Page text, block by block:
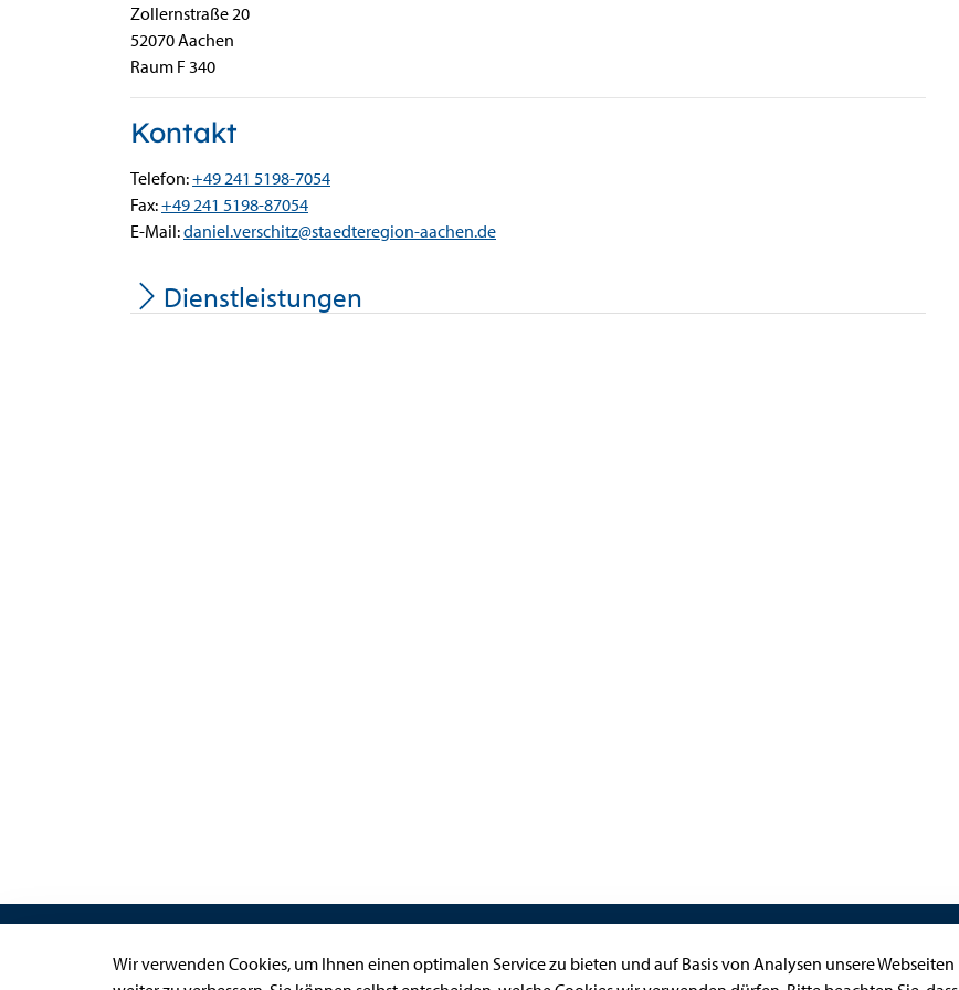
Zollernstraße20
52070Aachen
Raum F 340
Kontakt
Telefon:+49 241 5198-7054
Fax:+49 241 5198-87054
E-Mail:daniel.verschitz@staedteregion-aachen.de
Dienstleistungen
Links Kontakt
Wir verwenden Cookies, um Ihnen einen optimalen Service zu bieten und auf Basis von Analysen unsere Webseiten